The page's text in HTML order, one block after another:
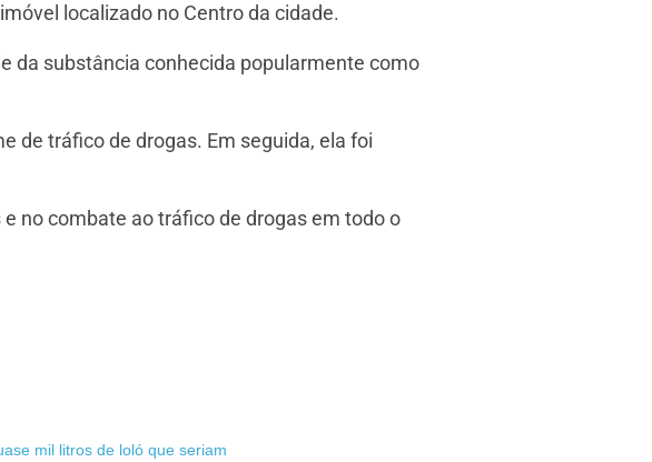
localizado no Centro da cidade.
da substância conhecida popularmente como
de tráfico de drogas. Em seguida, ela foi
no combate ao tráfico de drogas em todo o
mil litros de loló que seriam